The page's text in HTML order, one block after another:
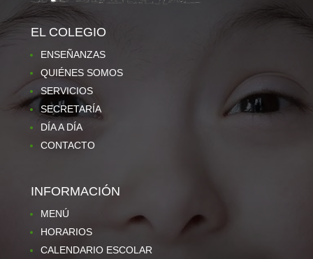
EL COLEGIO
ENSEÑANZAS
QUIÉNES SOMOS
SERVICIOS
SECRETARÍA
DÍA A DÍA
CONTACTO
INFORMACIÓN
MENÚ
HORARIOS
CALENDARIO ESCOLAR